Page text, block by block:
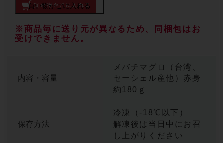
買い物かごに入れる
※商品毎に送り元が異なるため、同梱包はお
受けできません。
内容・容量
メバチマグロ（台湾、
セーシェル産他）赤身
約180ｇ
保存方法
冷凍（-18℃以下）
解凍後は当日中にお召
し上がりください